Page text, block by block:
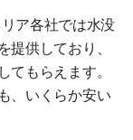
ア各社では水没
供しており、
もらえます。
、いくらか安い